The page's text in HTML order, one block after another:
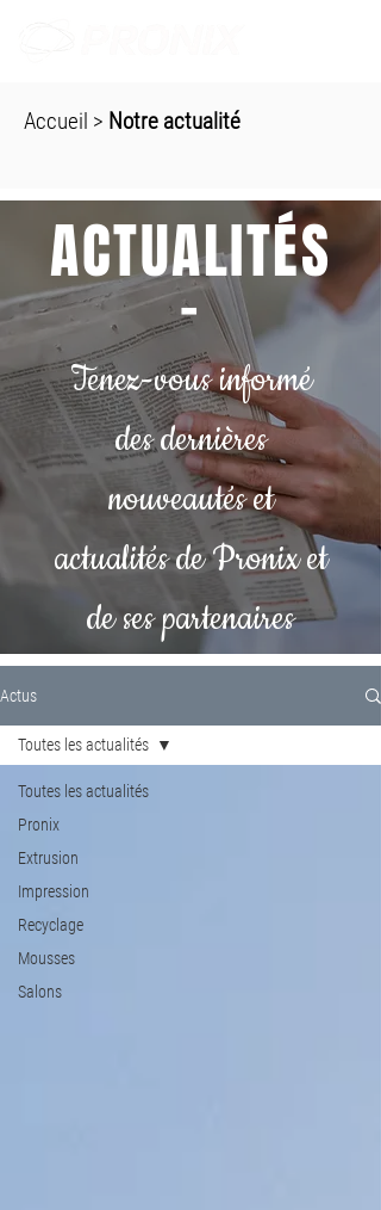
Accueil > Notre actualité
ACTUALITÉS
-
Tenez-vous informé
des dernières
nouveautés et
actualités de Pronix et
de ses partenaires
Actus
Toutes les actualités
Pronix
Extrusion
Impression
Recyclage
Mousses
Salons
Toutes les actualités